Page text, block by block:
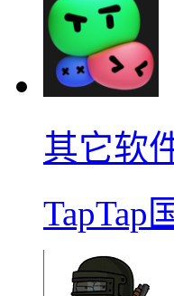
其它软
TapTap